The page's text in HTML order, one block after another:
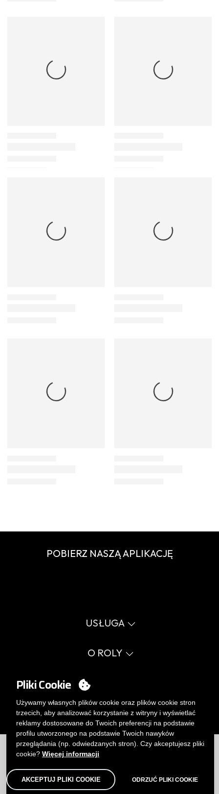
POBIERZ NASZĄ APLIKACJĘ
USŁUGA
Przewodnik po rozmiarach
Słownik
Errata katalog
O ROLY
Sprawy społeczne
Pracuj z nami
Polityka zarządzania wewnętrznego.
MY ACCOUNT
Logowanie
Chcesz stać się klientem?
WYŚLIJ E-MAIL
© Roly 2026. Wszelkie prawa zastrzeżone.
Ograniczenia |Polityka prywatności|Polityka Cookies|
Zrzeczenie
Pliki Cookie
Używamy własnych plików cookie oraz plików cookie stron
trzecich, aby analizować korzystanie z witryny i wyświetlać
reklamy dostosowane do Twoich preferencji na podstawie
profilu utworzonego na podstawie Twoich nawyków
przeglądania (np. odwiedzanych stron). Czy akceptujesz pliki
cookie? Więcej informacji
AKCEPTUJ PLIKI COOKIE ODRZUĆ PLIKI COOKIE